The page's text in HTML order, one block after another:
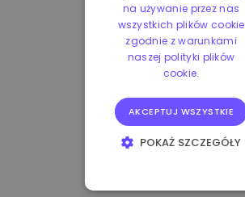
na używanie przez nas
wszystkich plików cookie
zgodnie z warunkami
naszej polityki plików
cookie.
AKCEPTUJ WSZYSTKIE
POKAŻ SZCZEGÓŁY